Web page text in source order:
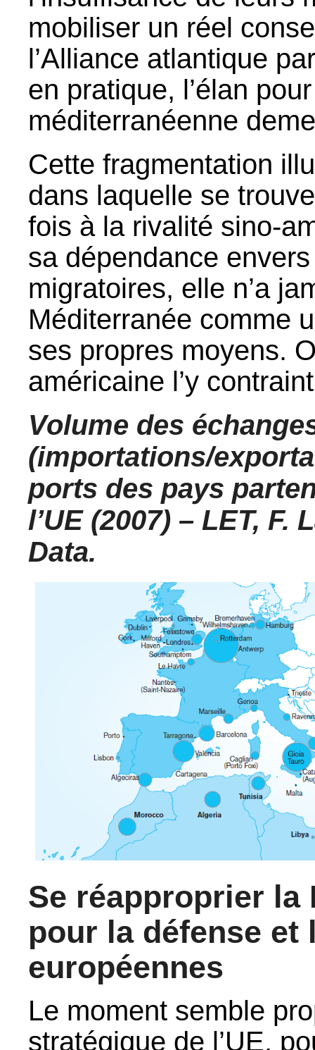
mobiliser un réel
l’Alliance atlantique
en pratique, l’élan
méditerranéenne
Cette fragmentation
dans laquelle se
fois à la rivalité sino-
sa dépendance
migratoires, elle n’a
Méditerranée comme
ses propres moyens.
américaine l’y
Volume des
(importations/
ports des pays
l’UE (2007) – LET,
Data.
Se réapproprier la
pour la défense et
européennes
Le moment semble
stratégique de l’UE,